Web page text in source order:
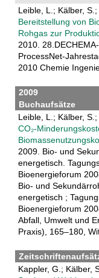
Leible, L.; Kälber,
Bereitstellung von
Rohgas zur
2010.
ProcessNet-
2010 Chemie
2009
Buchaufsätze
Leible, L.; Kälber,
CO₂-
2009. Bio- und
energetisch.
Bioenergieforum
Bio- und
energetisch ;
Bioenergieforum
Abfall, Umwelt und
Praxis), 165–180,
Kappler, G.; Kälber,